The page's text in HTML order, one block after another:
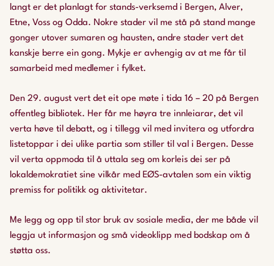
langt er det planlagt for stands-verksemd i Bergen, Alver,
Etne, Voss og Odda. Nokre stader vil me stå på stand mange
gonger utover sumaren og hausten, andre stader vert det
kanskje berre ein gong. Mykje er avhengig av at me får til
samarbeid med medlemer i fylket.
Den 29. august vert det eit ope møte i tida 16 – 20 på Bergen
offentleg bibliotek. Her får me høyra tre innleiarar, det vil
verta høve til debatt, og i tillegg vil med invitera og utfordra
listetoppar i dei ulike partia som stiller til val i Bergen. Desse
vil verta oppmoda til å uttala seg om korleis dei ser på
lokaldemokratiet sine vilkår med EØS-avtalen som ein viktig
premiss for politikk og aktivitetar.
Me legg og opp til stor bruk av sosiale media, der me både vil
leggja ut informasjon og små videoklipp med bodskap om å
støtta oss.